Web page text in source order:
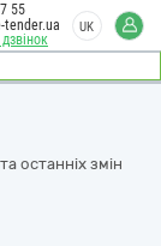
55
tender.ua
UK
останніх змін